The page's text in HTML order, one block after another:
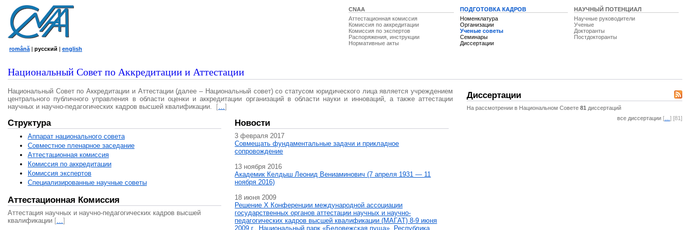
CNAA
Аттестационная комиссия
Комиссия по аккредитации
Комиссия по экспертов
Распоряжения, инструкции
Нормативные акты
ПОДГОТОВКА КАДРОВ
Номенклатура
Организации
Ученые советы
Семинары
Диссертации
НАУЧНЫЙ ПОТЕНЦИАЛ
Научные руководители
Ученые
Докторанты
Постдокторанты
română | русский | english
Национальный Совет по Аккредитации и Аттестации
Национальный Совет по Аккредитации и Аттестации (далее – Национальный совет) со статусом юридического лица является учреждением
центрального публичного управления в области оценки и аккредитации организаций в области науки и инноваций, а также аттестации
научных и научно-педагогических кадров высшей квалификации.
[…]
Структура
Аппарат национального совета
Совместное пленарное заседание
Аттестационная комисcия
Комиссия по аккредитации
Комиссия экспертов
Специализированные научные советы
Аттестационная Комиссия
Аттестация научных и научно-педагогических кадров высшей
квалификации […]
Новости
3 февраля 2017
Совмещать фундаментальные задачи и прикладное
сопровождение
13 ноября 2016
Академик Келдыш Леонид Вениаминович (7 апреля 1931 — 11
ноября 2016)
18 июня 2009
Решение X Конференции международной ассоциации
государственных органов аттестации научных и научно-
педагогических кадров высшей квалификации (МАГAT) 8-9 июня
2009 г., Национальный парк «Беловежская пуща», Республика
Диссертации
На рассмотрении в Национальном Совете 81 диссертаций
все диссертации [ ] [81]